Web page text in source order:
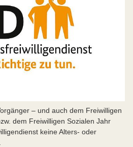
– und auch dem Freiwilligen
dem Freiwilligen Sozialen Jahr
keine Alters- oder